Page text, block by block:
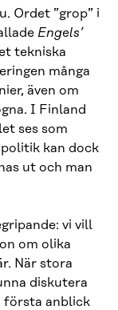
Ordet ”grop” i
Engels’
tekniska
många
även om
I Finland
ses som
kan dock
ut och man
vi vill
om olika
När stora
diskutera
första anblick